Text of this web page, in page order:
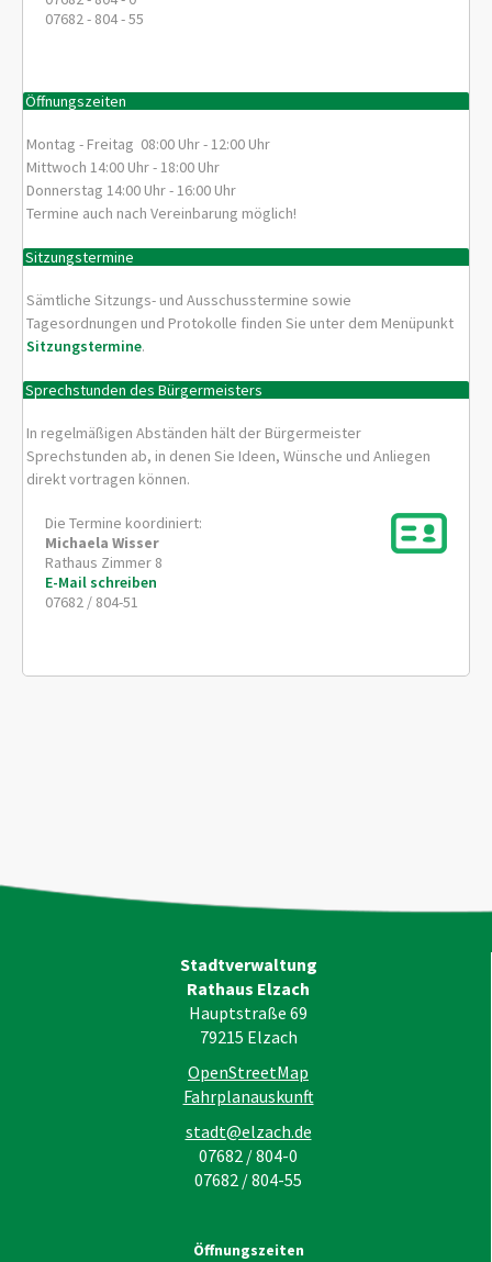
07682 - 804 - 55
Öffnungszeiten
Montag - Freitag 08:00 Uhr - 12:00 Uhr
Mittwoch 14:00 Uhr - 18:00 Uhr
Donnerstag 14:00 Uhr - 16:00 Uhr
Termine auch nach Vereinbarung möglich!
Sitzungstermine
Sämtliche Sitzungs- und Ausschusstermine sowie
Tagesordnungen und Protokolle finden Sie unter dem Menüpunkt
Sitzungstermine.
Sprechstunden des Bürgermeisters
In regelmäßigen Abständen hält der Bürgermeister
Sprechstunden ab, in denen Sie Ideen, Wünsche und Anliegen
direkt vortragen können.
Die Termine koordiniert:
Michaela Wisser
Rathaus Zimmer 8
E-Mail schreiben
07682 / 804-51
Stadtverwaltung
Rathaus Elzach
Hauptstraße 69
79215 Elzach
OpenStreetMap
Fahrplanauskunft
stadt@elzach.de
07682 / 804-0
07682 / 804-55
Öffnungszeiten